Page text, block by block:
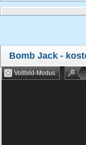
Bomb Jack -
Vollbild-Modus